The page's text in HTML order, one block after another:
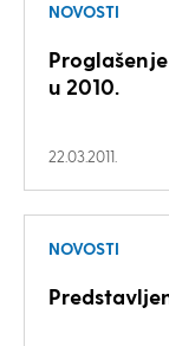
NOVOSTI
u 2010.
22.03.2011.
NOVOSTI